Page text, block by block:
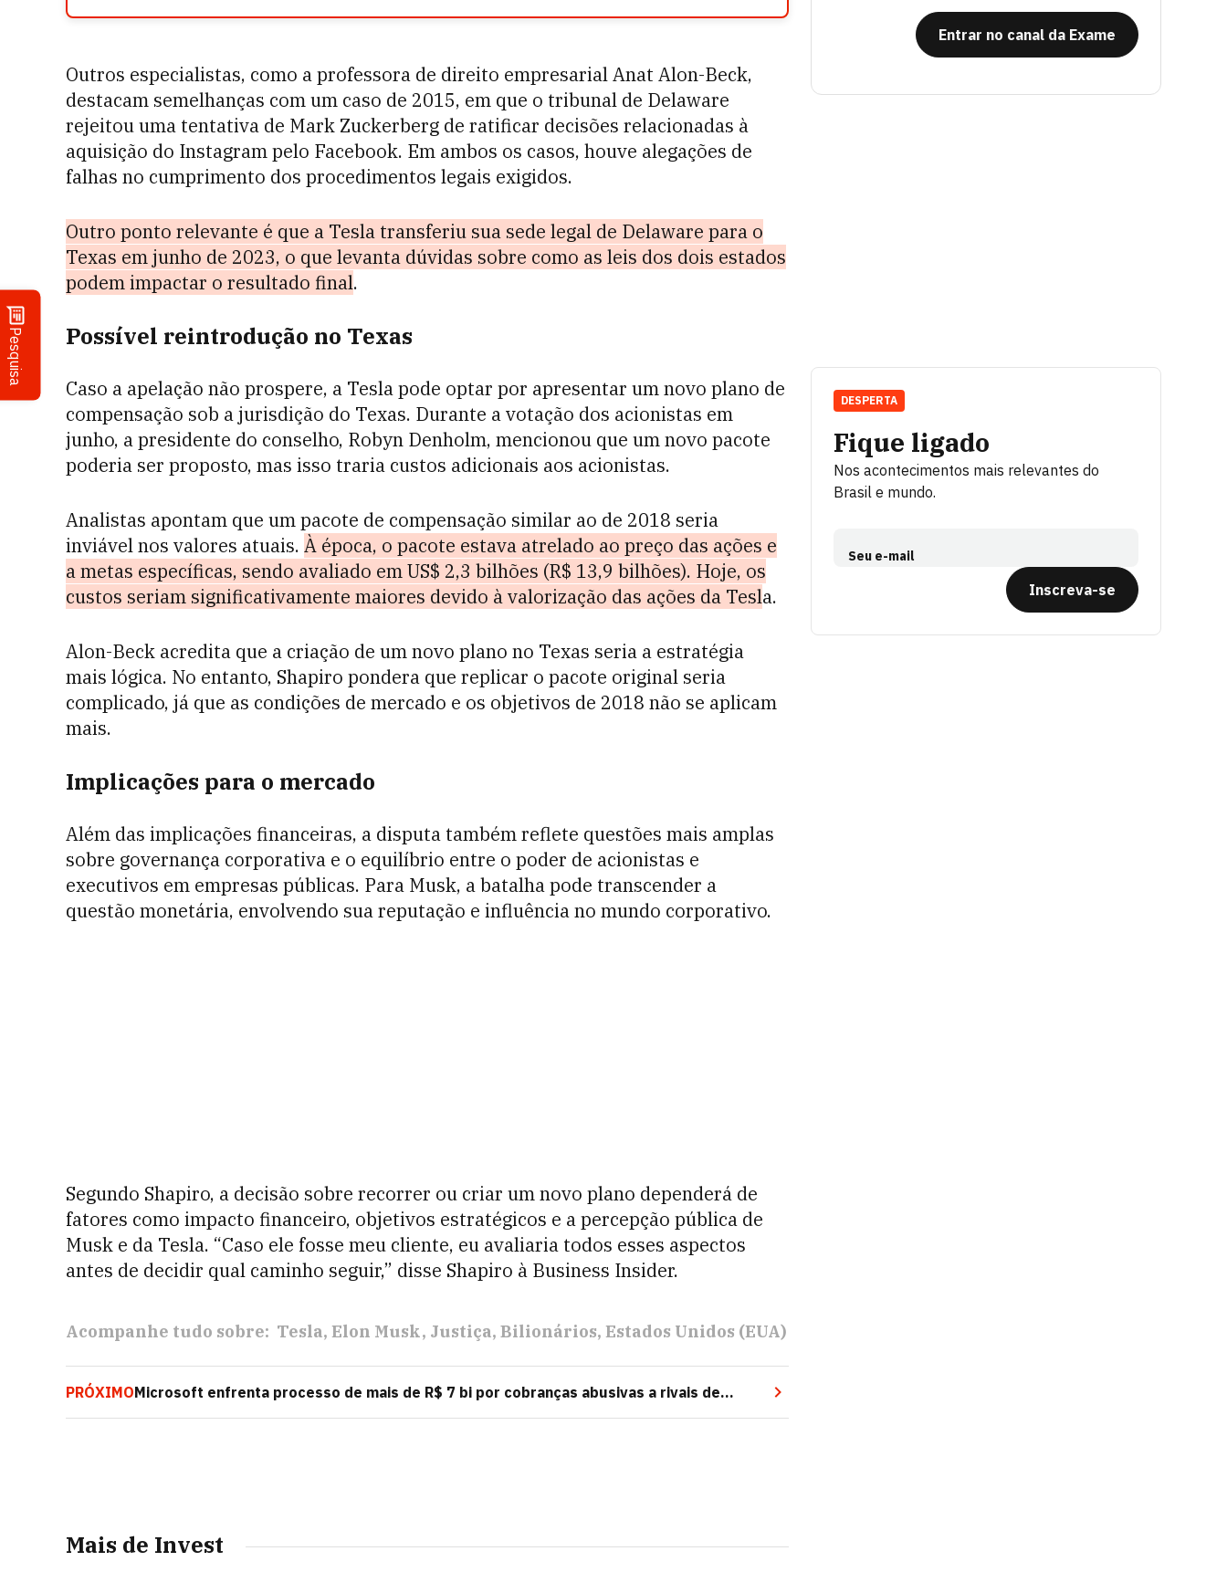
Pesquisa
Outros especialistas, como a professora de direito empresarial Anat Alon-Beck,
destacam semelhanças com um caso de 2015, em que o tribunal de Delaware
rejeitou uma tentativa de Mark Zuckerberg de ratificar decisões relacionadas à
aquisição do Instagram pelo Facebook. Em ambos os casos, houve alegações de
falhas no cumprimento dos procedimentos legais exigidos.
Outro ponto relevante é que a Tesla transferiu sua sede legal de Delaware para o
Texas em junho de 2023, o que levanta dúvidas sobre como as leis dos dois estados
podem impactar o resultado final.
Possível reintrodução no Texas
Caso a apelação não prospere, a Tesla pode optar por apresentar um novo plano de
compensação sob a jurisdição do Texas. Durante a votação dos acionistas em
junho, a presidente do conselho, Robyn Denholm, mencionou que um novo pacote
poderia ser proposto, mas isso traria custos adicionais aos acionistas.
Analistas apontam que um pacote de compensação similar ao de 2018 seria
inviável nos valores atuais. À época, o pacote estava atrelado ao preço das ações e
a metas específicas, sendo avaliado em US$ 2,3 bilhões (R$ 13,9 bilhões). Hoje, os
custos seriam significativamente maiores devido à valorização das ações da Tesla.
Alon-Beck acredita que a criação de um novo plano no Texas seria a estratégia
mais lógica. No entanto, Shapiro pondera que replicar o pacote original seria
complicado, já que as condições de mercado e os objetivos de 2018 não se aplicam
mais.
Implicações para o mercado
Além das implicações financeiras, a disputa também reflete questões mais amplas
sobre governança corporativa e o equilíbrio entre o poder de acionistas e
executivos em empresas públicas. Para Musk, a batalha pode transcender a
questão monetária, envolvendo sua reputação e influência no mundo corporativo.
Segundo Shapiro, a decisão sobre recorrer ou criar um novo plano dependerá de
fatores como impacto financeiro, objetivos estratégicos e a percepção pública de
Musk e da Tesla. “Caso ele fosse meu cliente, eu avaliaria todos esses aspectos
antes de decidir qual caminho seguir,” disse Shapiro à Business Insider.
Acompanhe tudo sobre: Tesla Elon Musk Justiça Bilionários Estados Unidos (EUA)
PRÓXIMOMicrosoft enfrenta processo de mais de R$ 7 bi por cobranças abusivas a rivais de
nuvem
Mais de Invest
Entrar no canal da Exame
Fique ligado
Nos acontecimentos mais relevantes do
Brasil e mundo.
Seu e-mail
Inscreva-se
DESPERTA